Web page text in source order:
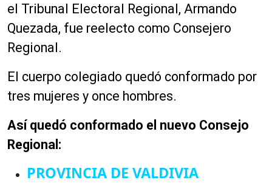
el Tribunal Electoral Regional, Armando
Quezada, fue reelecto como Consejero
Regional.
El cuerpo colegiado quedó conformado por
tres mujeres y once hombres.
Así quedó conformado el nuevo Consejo
Regional:
PROVINCIA DE VALDIVIA